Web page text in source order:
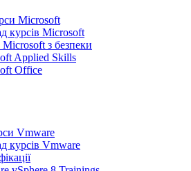
Microsoft
курсів Microsoft
з безпеки
Applied Skills
Office
Vmware
курсів Vmware